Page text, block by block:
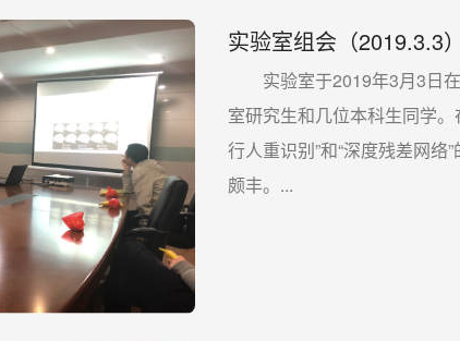
实验室组会（2019.3.3）
实验室于2019年3月3日在
室研究生和几位本科生同学
行人重识别”和“深度残差网
颇丰。...